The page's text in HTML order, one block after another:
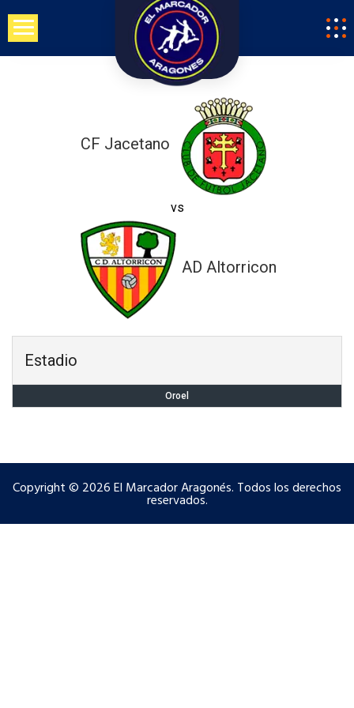
Saltar
contenido
CF Jacetano
vs
AD Altorricon
Estadio
Oroel
Copyright © 2026 El Marcador Aragonés. Todos los derechos
reservados.